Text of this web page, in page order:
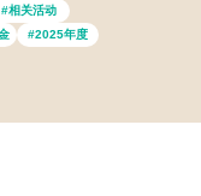
#相关活动
#2025年度